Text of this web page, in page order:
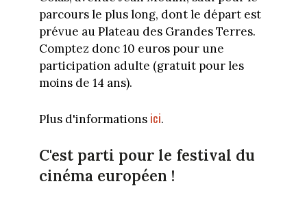
parcours le plus long, dont le départ est
prévue au Plateau des Grandes Terres.
Comptez donc 10 euros pour une
participation adulte (gratuit pour les
moins de 14 ans).
Plus d'informations ici.
C'est parti pour le festival du
cinéma européen !